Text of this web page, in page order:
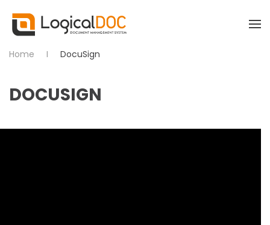
Skip to main content
Home DocuSign
DOCUSIGN